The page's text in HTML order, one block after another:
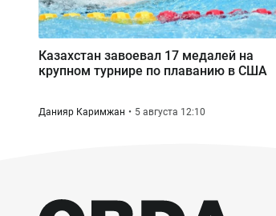
Казахстан завоевал 17 медалей на
крупном турнире по плаванию в США
Данияр Каримжан 5 августа 12:10